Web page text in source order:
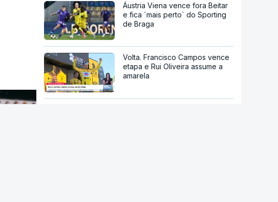
Áustria Viena vence fora Beitar
e fica `mais perto` do Sporting
de Braga
Volta. Francisco Campos vence
etapa e Rui Oliveira assume a
amarela